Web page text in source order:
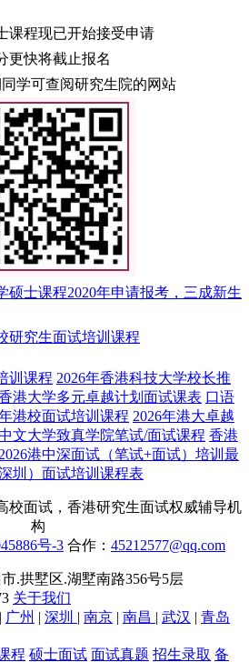
课程现已开始接受申请
更快将截止报名
学可查阅研究生院的网站
硕士课程2020年申请报考，三成新生
研究生面试培训课程
训课程 2026年香港科技大学校长推
港大学多元卓越计划面试课表 口语
港校面试培训课程 2026年港大卓越
文大学致真学院笔试/面试课程 香港
2026港中深面试（笔试+面试）培训最
圳）面试培训课程表
校面试，香港研究生面试权威辅导机
构
号-3 合作： 45212577@qq.com
.拱墅区.湖墅南路356号5层
关于我们
| 广州 | 深圳 | 南京 | 南昌 | 武汉 | 青岛
程 硕士面试 面试真题 招生录取 备